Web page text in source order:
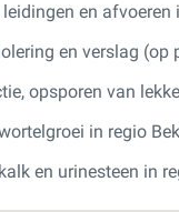
en afvoeren
en verslag (op
opsporen van
in regio
en urinesteen in